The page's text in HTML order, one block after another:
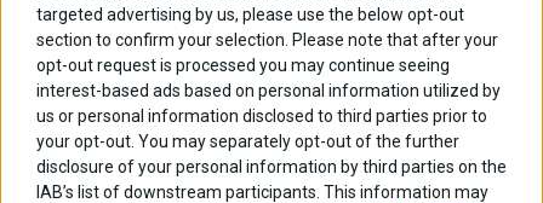
targeted advertising by us, please use the below opt-out
section to confirm your selection. Please note that after your
opt-out request is processed you may continue seeing
interest-based ads based on personal information utilized by
us or personal information disclosed to third parties prior to
your opt-out. You may separately opt-out of the further
disclosure of your personal information by third parties on the
IAB’s list of downstream participants. This information may
Αποθήκευσε το όνομά μου, email, και τον ιστότοπο μου σε αυτόν
τον πλοηγό για την επόμενη φορά που θα σχολιάσω.